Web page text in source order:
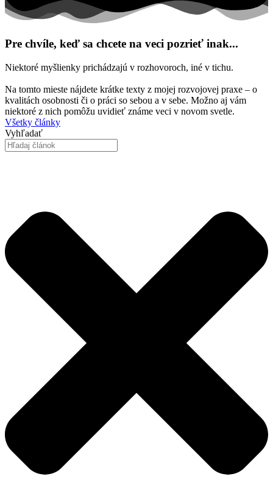
Pre chvíle, keď sa chcete na veci pozrieť inak...
Niektoré myšlienky prichádzajú v rozhovoroch, iné v tichu.
Na tomto mieste nájdete krátke texty z mojej rozvojovej praxe – o
kvalitách osobnosti či o práci so sebou a v sebe. Možno aj vám
niektoré z nich pomôžu uvidieť známe veci v novom svetle.
Všetky články
Vyhľadať